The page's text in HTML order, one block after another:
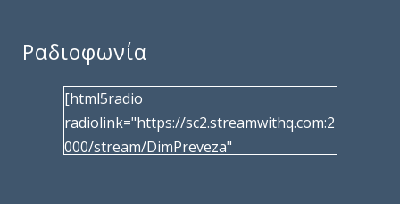
Ραδιοφωνία
[html5radio
radiolink="https://sc2.streamwithq.com:2
000/stream/DimPreveza"